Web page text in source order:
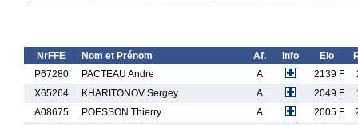
NrFFE Nom et Prénom Af. Info Elo
P67280
PACTEAU Andre A 2139 F
X65264
KHARITONOV Sergey A 2049 F
A08675
POESSON Thierry A 2005 F